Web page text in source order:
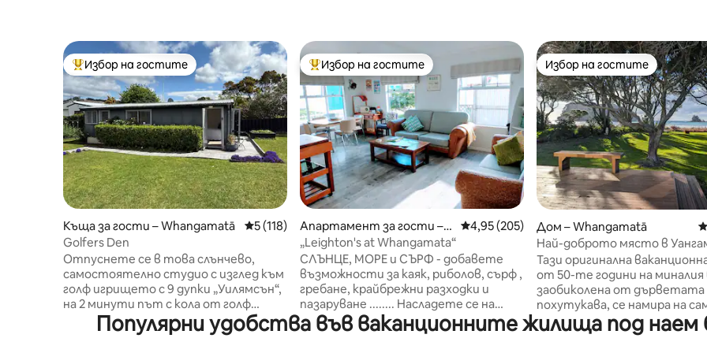
Най-популярен избор на гостите
Избор на гостите
Къща за гости – Whangamatā Средна оценка: 5 от 5, 118 отзива
5 (118)
Golfers Den
Отпуснете се в това слънчево,
самостоятелно студио с изглед към
голф игрището с 9 дупки „Уилямсън“,
на 2 минути път с кола от голф
игрището с 18 дупки „Титоки“. Само
на 10 минути пеша от плажа
Най-популярен избор на гостите
Избор на гостите
Апартамент за гости –
Whangamatā
Средна оценка: 4,95 от 5, 205 отзива
4,95 (205)
„Leighton's at Whangamata“
СЛЪНЦЕ, МОРЕ и СЪРФ - добавете
възможности за каяк, риболов, сърф ,
гребане, крайбрежни разходки и
пазаруване ........ Насладете се на
приземния етаж на нашия дом на
пристанището на плажа за лятната
Избор на гостите
Избор на гостите
Дом – Whangamatā
Най-доброто място в
вила от 50-те години на
на плажа
Тази оригинална
от 50-те години на миналия
заобиколена от дърветата
похутукава, се намира на
Уангамата. Насладете се на
безпрепятствена гледка
Популярни удобства във ваканционните жилища под